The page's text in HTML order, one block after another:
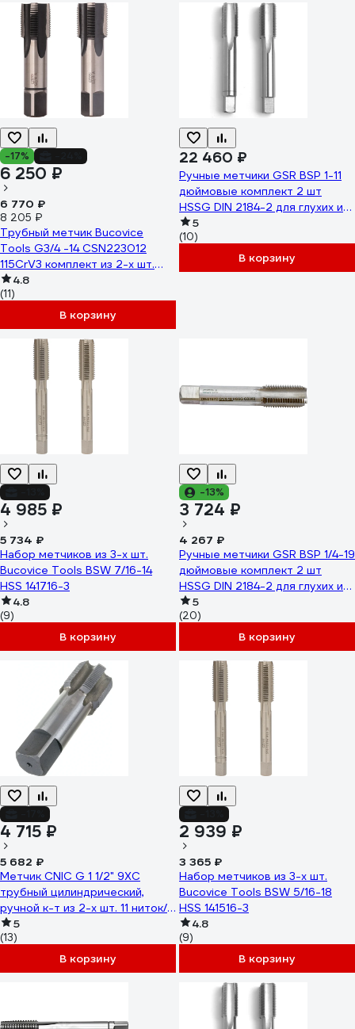
-17%
6 250 ₽
6 770 ₽
8 205 ₽
Трубный метчик Bucovice
Tools G3/4 -14 CSN223012
115CrV3 комплект из 2-х шт.
112340
4.8
(11)
В корзину
22 460 ₽
Ручные метчики GSR BSP 1-11
дюймовые комплект 2 шт
HSSG DIN 2184-2 для глухих и
сквозных отверстий
B00155150
5
(10)
В корзину
4 985 ₽
5 734 ₽
Набор метчиков из 3-х шт.
Bucovice Tools BSW 7/16-14
HSS 141716-3
4.8
(9)
В корзину
-13%
3 724 ₽
4 267 ₽
Ручные метчики GSR BSP 1/4-19
дюймовые комплект 2 шт
HSSG DIN 2184-2 для глухих и
сквозных отверстий
B00155060
5
(20)
В корзину
4 715 ₽
5 682 ₽
Метчик CNIC G 1 1/2" 9ХС
трубный цилиндрический,
ручной к-т из 2-х шт. 11 ниток/
дюйм 12218
5
(13)
В корзину
2 939 ₽
3 365 ₽
Набор метчиков из 3-х шт.
Bucovice Tools BSW 5/16-18
HSS 141516-3
4.8
(9)
В корзину